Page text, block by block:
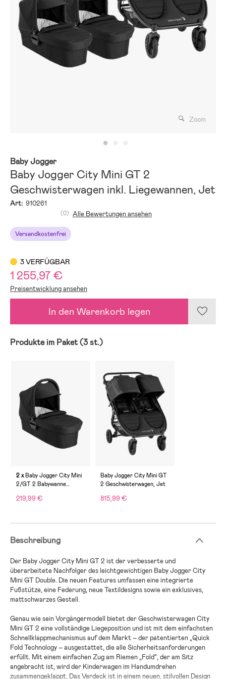
Zoom
Baby Jogger
Baby Jogger City Mini GT 2
Geschwisterwagen inkl. Liegewannen, Jet
Art: 910261
Versandkostenfrei
(0) Alle Bewertungen ansehen
3 VERFÜGBAR
1 255,97 €
Preisentwicklung ansehen
In den Warenkorb legen
Produkte im Paket (3 st.)
2 x Baby Jogger City Mini
2/GT 2 Babywanne
219,99 €
Baby Jogger City Mini GT
2 Geschwisterwagen, Jet
815,99 €
Beschreibung
Der Baby Jogger City Mini GT 2 ist der verbesserte und
überarbeitete Nachfolger des leichtgewichtigen Baby Jogger City
Mini GT Double. Die neuen Features umfassen eine integrierte
Fußstütze, eine Federung, neue Textildesigns sowie ein exklusives,
mattschwarzes Gestell.
Genau wie sein Vorgängermodell bietet der Geschwisterwagen City
Mini GT 2 eine vollständige Liegeposition und ist mit dem einfachsten
Schnellklappmechanismus auf dem Markt – der patentierten „Quick
Fold Technology – ausgestattet, die alle Sicherheitsanforderungen
erfüllt. Mit einem einfachen Zug am Riemen „Fold“, der am Sitz
angebracht ist, wird der Kinderwagen im Handumdrehen
zusammengeklappt. Das Verdeck ist in einem neuen, stilvollen Design